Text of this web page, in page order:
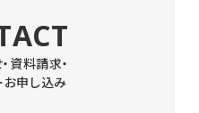
資料請求・
申し込み